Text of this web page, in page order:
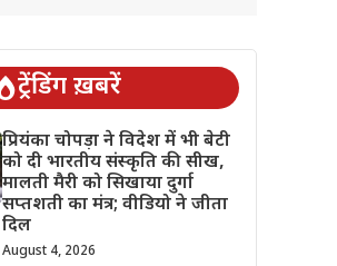
ट्रेंडिंग ख़बरें
प्रियंका चोपड़ा ने विदेश में भी बेटी
को दी भारतीय संस्कृति की सीख,
मालती मैरी को सिखाया दुर्गा
सप्तशती का मंत्र; वीडियो ने जीता
दिल
August 4, 2026